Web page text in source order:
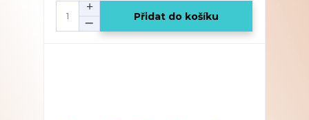
Přidat do košíku